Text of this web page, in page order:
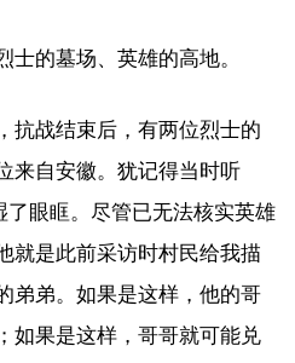
士的墓场、英雄的高地。
抗战结束后，有两位烈士的
来自安徽。犹记得当时听
了眼眶。尽管已无法核实英雄
就是此前采访时村民给我描
弟弟。如果是这样，他的哥
如果是这样，哥哥就可能兑